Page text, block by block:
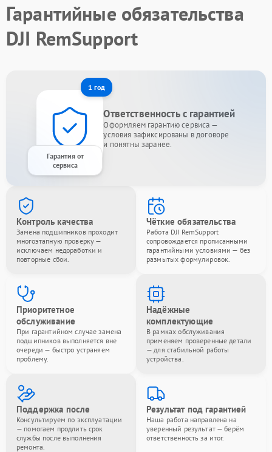
Гарантийные обязательства
DJI RemSupport
1 год
Гарантия от
сервиса
Ответственность с гарантией
Оформляем гарантию сервиса —
условия зафиксированы в договоре
и понятны заранее.
Контроль качества
Замена подшипников проходит
многоэтапную проверку —
исключаем недоработки и
повторные сбои.
Чёткие обязательства
Работа DJI RemSupport
сопровождается прописанными
гарантийными условиями — без
размытых формулировок.
Приоритетное
обслуживание
При гарантийном случае замена
подшипников выполняется вне
очереди — быстро устраняем
проблему.
Надёжные
комплектующие
В рамках обслуживания
применяем проверенные детали
— для стабильной работы
устройства.
Поддержка после
Консультируем по эксплуатации
— помогаем продлить срок
службы после выполнения
ремонта.
Результат под гарантией
Наша работа направлена на
уверенный результат — берём
ответственность за итог.